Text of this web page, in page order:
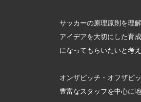
サッカーの原理原則を理
アイデアを大切にした育
になってもらいたいと考え
オンザピッチ・オフザピ
豊富なスタッフを中心に